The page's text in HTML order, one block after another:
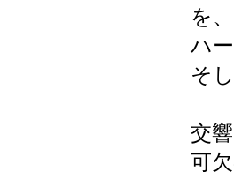
を
ハ
そ
交
可